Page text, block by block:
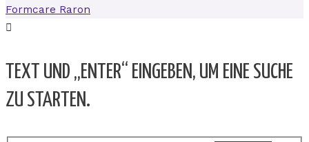
Formcare Raron
TEXT UND „ENTER“ EINGEBEN, UM EINE SUCHE
ZU STARTEN.